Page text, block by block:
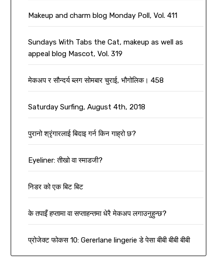
Makeup and charm blog Monday Poll, Vol. 411
Sundays With Tabs the Cat, makeup as well as
appeal blog Mascot, Vol. 319
मेकअप र सौन्दर्य ब्लग सोमबार चुराई, भौगोलिक। 458
Saturday Surfing, August 4th, 2018
पुरानो श्रृंगारलाई बिदाइ गर्न किन गाह्रो छ?
Eyeliner: तीखो वा स्माडजी?
निडर को एक बिट बिट
के तपाइँ हप्तामा वा सप्ताहन्तमा धेरै मेकअप लगाउनुहुन्छ?
प्रोजेक्ट फोकस 10: Gererlane lingerie डे पेसा बीबी बीबी बीबी